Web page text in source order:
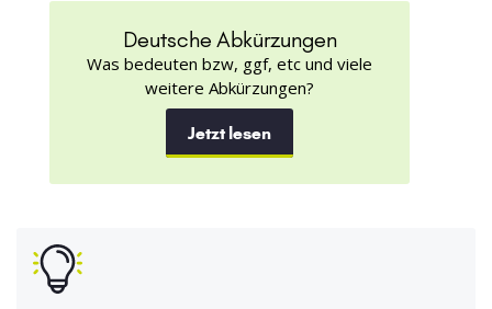
Deutsche Abkürzungen
Was bedeuten bzw, ggf, etc und viele
weitere Abkürzungen?
Jetzt lesen